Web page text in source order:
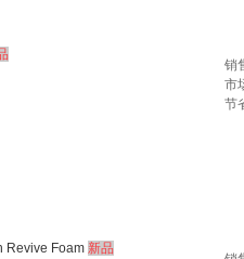
销
市
节
Revive Foam 新品